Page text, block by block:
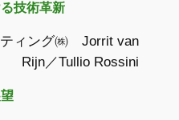
技術革新
ティング㈱ Jorrit van
Rijn／Tullio Rossini